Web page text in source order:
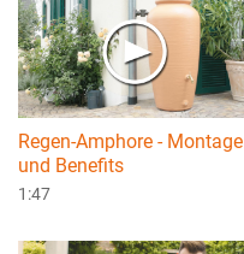
Regen-Amphore - Montage
und Benefits
1:47